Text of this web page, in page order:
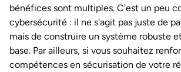
bénéfices sont multiples. C'est un peu
cybersécurité : il ne s'agit pas juste de
mais de construire un système robuste
base. Par ailleurs, si vous souhaitez
compétences en sécurisation de votre